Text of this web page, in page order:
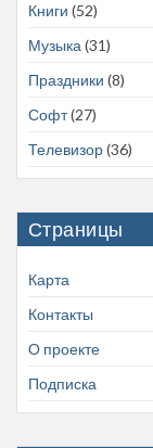
Книги (52)
Музыка(31)
Праздники (8)
Софт(27)
Телевизор(36)
Страницы
Карта
Контакты
О проекте
Подписка